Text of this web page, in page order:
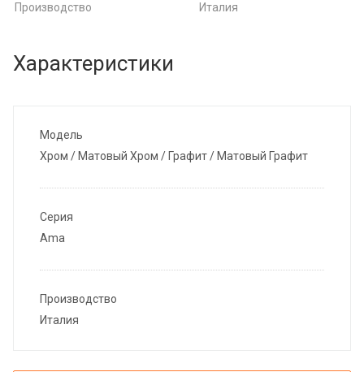
Производство
Италия
Характеристики
Модель
Хром / Матовый Хром / Графит / Матовый Графит
Серия
Ama
Производство
Италия